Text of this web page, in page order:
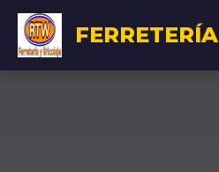
FERRETERÍA